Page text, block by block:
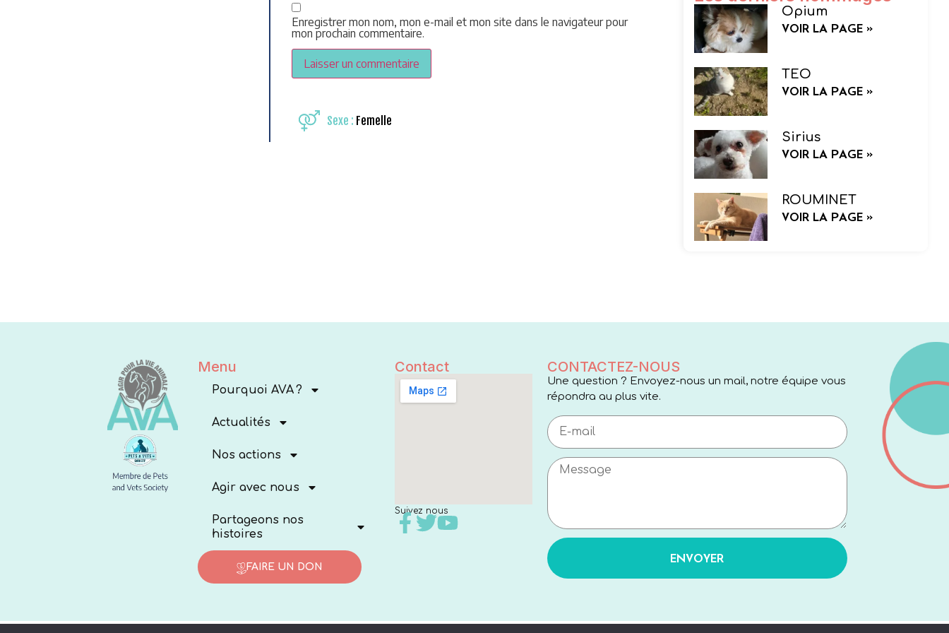
Enregistrer mon nom, mon e-mail et mon site dans le navigateur pour
mon prochain commentaire.
Sexe : Femelle
Opium
VOIR LA PAGE »
TEO
VOIR LA PAGE »
Sirius
VOIR LA PAGE »
ROUMINET
VOIR LA PAGE »
Menu
Pourquoi AVA ?
Actualités
Nos actions
Agir avec nous
Partageons nos
histoires
FAIRE UN DON
Contact
Suivez nous
CONTACTEZ-NOUS
Une question ? Envoyez-nous un mail, notre équipe vous
répondra au plus vite.
ENVOYER